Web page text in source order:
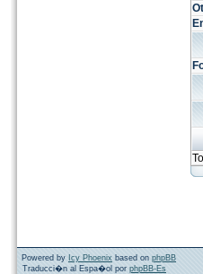
Powered by Icy Phoenix based on phpBB
Traducci�n al Espa�ol por phpBB-Es